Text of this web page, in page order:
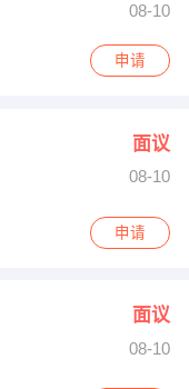
08-10
申请
面议
08-10
申请
面议
08-10